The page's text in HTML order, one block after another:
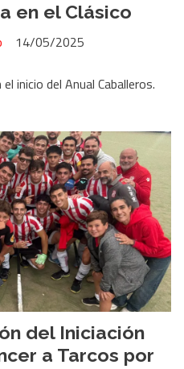
en el Clásico
14/05/2025
inicio del Anual Caballeros.
del Iniciación
a Tarcos por